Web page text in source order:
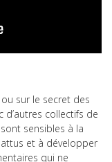
sur le secret des
collectifs de
sensibles à la
et à développer
qui ne